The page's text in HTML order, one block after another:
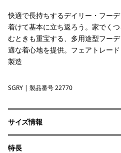
快適で長持ちするデイリー・フー
着けて基本に立ち返ろう。家でく
むときも重宝する、多用途型フー
適な着心地を提供。フェアトレー
製造
Salt Grey
SGRY | 製品番号 22770
サイズ情報
特長